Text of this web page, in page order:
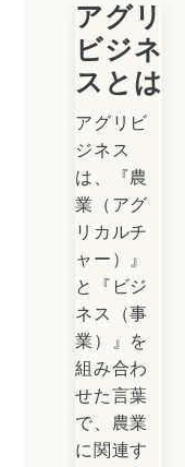
アグリ
ビジネ
スとは
アグリビ
ジネス
は、『農
業（アグ
リカルチ
ャー）』
と『ビジ
ネス（事
業）』を
組み合わ
せた言葉
で、農業
に関連す